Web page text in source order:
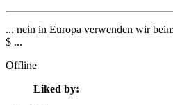
... nein in Europa verwenden wir
$ ...
Offline
Liked by: